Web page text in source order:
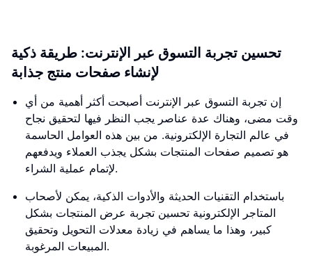
تحسين تجربة التسوق عبر الإنترنت: طريقة ذكية
لإنشاء صفحات منتج جذابة
إن تجربة التسوق عبر الإنترنت أصبحت أكثر أهمية من أي
وقت مضى، وهناك عدة عناصر يجب النظر فيها لتحقيق نجاح
في عالم التجارة الإلكترونية. من بين هذه العوامل الحاسمة
هو تصميم صفحات المنتجات بشكل يجذب العملاء ويدفعهم
لإتمام عملية الشراء.
باستخدام التقنيات الحديثة والأدوات الذكية، يمكن لأصحاب
المتاجر الإلكترونية تحسين تجربة عرض المنتجات بشكل
كبير، وهذا ما يساهم في زيادة معدلات التحويل وتحقيق
المبيعات المرغوبة.